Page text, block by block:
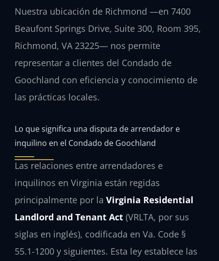
Nuestra ubicación de Richmond —en 7400
Beaufont Springs Drive, Suite 300, Room 395,
Richmond, VA 23225— nos permite
representar a clientes del Condado de
Goochland con eficiencia y conocimiento de
las prácticas locales.
Lo que significa una disputa de arrendador e
inquilino en el Condado de Goochland
Las relaciones entre arrendadores e
inquilinos en Virginia están regidas
principalmente por la Virginia Residential
Landlord and Tenant Act (VRLTA, por sus
siglas en inglés), codificada en Va. Code §
55.1-1200 y siguientes. Esta ley establece las